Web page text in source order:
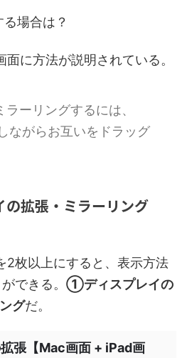
場合は？
に方法が説明されている。
ーリングするには、
ながらお互いをドラッグ
の拡張・ミラーリング
2枚以上にすると、表示方法
できる。 ①ディスプレイの
グだ。
張【Mac画面 + iPad画